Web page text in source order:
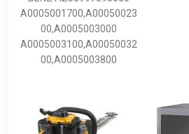
A0005001700,A00050023
00,A0005003000
A0005003100,A00050032
00,A0005003800